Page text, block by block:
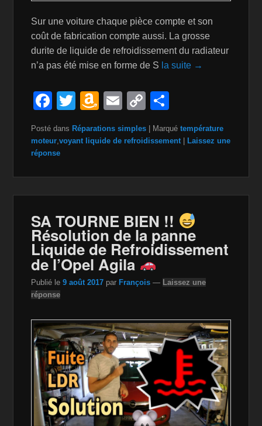
Sur une voiture chaque pièce compte et son
coût de fabrication compte aussi. La grosse
durite de liquide de refroidissement du radiateur
n’a pas été mise en forme de S la suite →
F
c
e
b
o
o
k
T
wi
tt
A
a
o
n
W
is
h
Li
st
E
ail
C
p
Li
n
k
ta
er
Posté dans Réparations simples Marqué température
moteur,voyant liquide de refroidissement
Laissez une
réponse
SA TOURNE BIEN !!
Résolution de la panne
Liquide de Refroidissement
de l’Opel Agila
Publié le9 août 2017 par François — Laissez une
réponse